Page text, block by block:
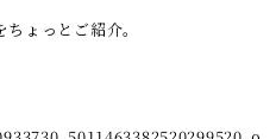
ょっとご紹介。